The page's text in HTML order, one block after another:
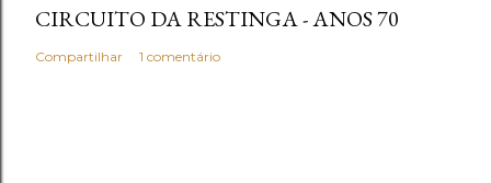
CIRCUITO DA RESTINGA - ANOS 70
Compartilhar 1 comentário